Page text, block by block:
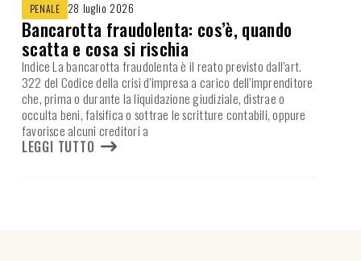
PENALE 28 luglio 2026
Bancarotta fraudolenta: cos’è, quando
scatta e cosa si rischia
Indice La bancarotta fraudolenta è il reato previsto dall’art.
322 del Codice della crisi d’impresa a carico dell’imprenditore
che, prima o durante la liquidazione giudiziale, distrae o
occulta beni, falsifica o sottrae le scritture contabili, oppure
favorisce alcuni creditori a
LEGGI TUTTO